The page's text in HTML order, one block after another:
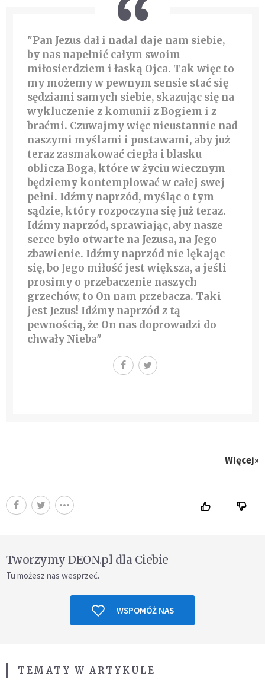
"Pan Jezus dał i nadal daje nam siebie,
by nas napełnić całym swoim
miłosierdziem i łaską Ojca. Tak więc to
my możemy w pewnym sensie stać się
sędziami samych siebie, skazując się na
wykluczenie z komunii z Bogiem i z
braćmi. Czuwajmy więc nieustannie nad
naszymi myślami i postawami, aby już
teraz zasmakować ciepła i blasku
oblicza Boga, które w życiu wiecznym
będziemy kontemplować w całej swej
pełni. Idźmy naprzód, myśląc o tym
sądzie, który rozpoczyna się już teraz.
Idźmy naprzód, sprawiając, aby nasze
serce było otwarte na Jezusa, na Jego
zbawienie. Idźmy naprzód nie lękając
się, bo Jego miłość jest większa, a jeśli
prosimy o przebaczenie naszych
grzechów, to On nam przebacza. Taki
jest Jezus! Idźmy naprzód z tą
pewnością, że On nas doprowadzi do
chwały Nieba"
Więcej»
Tworzymy DEON.pl dla Ciebie
Tu możesz nas wesprzeć.
WSPOMÓŻ NAS
TEMATY W ARTYKULE